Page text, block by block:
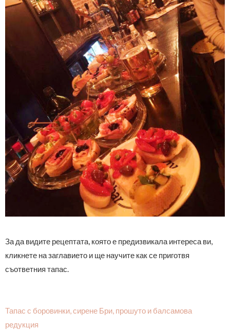
За да видите рецептата, която е предизвикала интереса ви,
кликнете на заглавието и ще научите как се приготвя
съответния тапас.
Тапас с боровинки, сирене Бри, прошуто и балсамова
редукция